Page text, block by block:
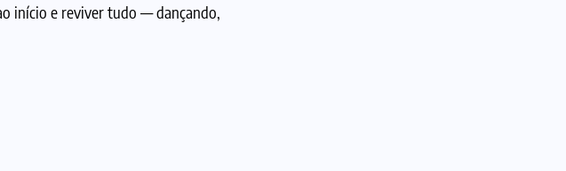
início e reviver tudo — dançando,